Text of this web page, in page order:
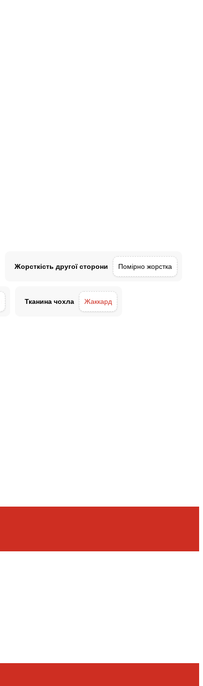
Жорсткість другої сторони Помірно жорстка
Тканина чохла Жаккард